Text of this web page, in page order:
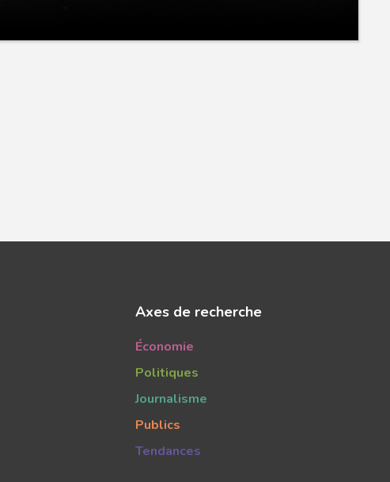
Axes de recherche
Économie
Politiques
Journalisme
Publics
Tendances